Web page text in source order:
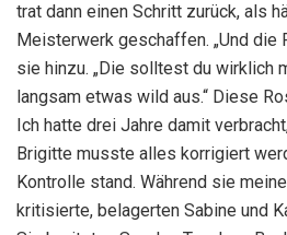
trat dann einen Schritt zurück, als
Meisterwerk geschaffen. „Und die
sie hinzu. „Die solltest du wirklich
langsam etwas wild aus.“ Diese
Ich hatte drei Jahre damit
Brigitte musste alles korrigiert
Kontrolle stand. Während sie
kritisierte, belagerten Sabine und